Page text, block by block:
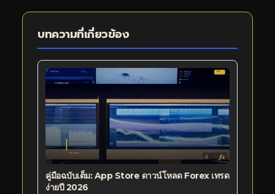
บทความที่เกี่ยวข้อง
คู่มือฉบับเต็ม: App Store ดาวน์โหลด Forex เทรด
ง่ายปี 2026